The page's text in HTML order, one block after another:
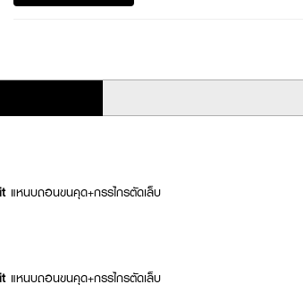
แหนบถอนขนคุด+กรรไกรตัดเล็บ
แหนบถอนขนคุด+กรรไกรตัดเล็บ